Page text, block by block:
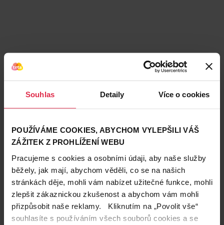
Souhlas Detaily Více o cookies
POUŽÍVÁME COOKIES, ABYCHOM VYLEPŠILI VÁŠ
ZÁŽITEK Z PROHLÍŽENÍ WEBU
Pracujeme s cookies a osobními údaji, aby naše služby
běžely, jak mají, abychom věděli, co se na našich
stránkách děje, mohli vám nabízet užitečné funkce, mohli
zlepšit zákaznickou zkušenost a abychom vám mohli
přizpůsobit naše reklamy. Kliknutím na „Povolit vše“
souhlasíte s používáním všech souborů cookies a se
Podobné produkty